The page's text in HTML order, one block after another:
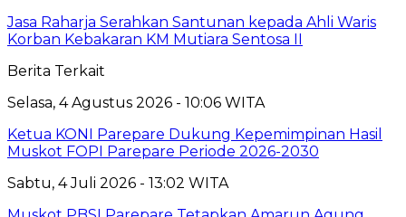
Jasa Raharja Serahkan Santunan kepada Ahli Waris
Korban Kebakaran KM Mutiara Sentosa II
Berita Terkait
Selasa, 4 Agustus 2026 - 10:06 WITA
Ketua KONI Parepare Dukung Kepemimpinan Hasil
Muskot FOPI Parepare Periode 2026-2030
Sabtu, 4 Juli 2026 - 13:02 WITA